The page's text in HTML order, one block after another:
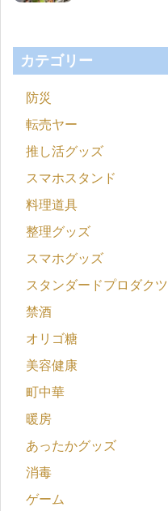
カテゴリー
防災
転売ヤー
推し活グッズ
スマホスタンド
料理道具
整理グッズ
スマホグッズ
スタンダードプロダクツ
禁酒
オリゴ糖
美容健康
町中華
暖房
あったかグッズ
消毒
ゲーム